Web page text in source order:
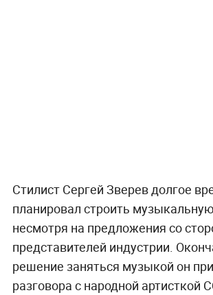
Стилист Сергей Зверев долгое
планировал строить
несмотря на предложения со
представителей индустрии.
решение заняться музыкой он
разговора с народной артисткой